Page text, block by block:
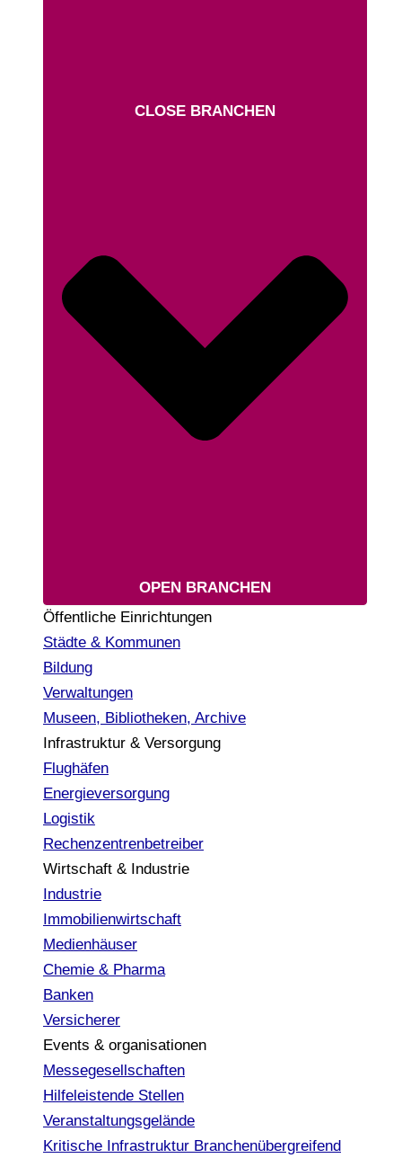
CLOSE BRANCHEN
OPEN BRANCHEN
Öffentliche Einrichtungen
Städte & Kommunen
Bildung
Verwaltungen
Museen, Bibliotheken, Archive
Infrastruktur & Versorgung
Flughäfen
Energieversorgung
Logistik
Rechenzentrenbetreiber
Wirtschaft & Industrie
Industrie
Immobilienwirtschaft
Medienhäuser
Chemie & Pharma
Banken
Versicherer
Events & organisationen
Messegesellschaften
Hilfeleistende Stellen
Veranstaltungsgelände
Kritische Infrastruktur Branchenübergreifend